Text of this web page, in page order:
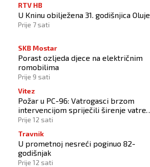
RTV HB
U Kninu obilježena 31. godišnjica Oluje
Prije 7 sati
SKB Mostar
Porast ozljeda djece na električnim
romobilima
Prije 9 sati
Vitez
Požar u PC-96: Vatrogasci brzom
intervencijom spriječili širenje vatre
na okolne objekte
Prije 12 sati
Travnik
U prometnoj nesreći poginuo 82-
godišnjak
Prije 12 sati